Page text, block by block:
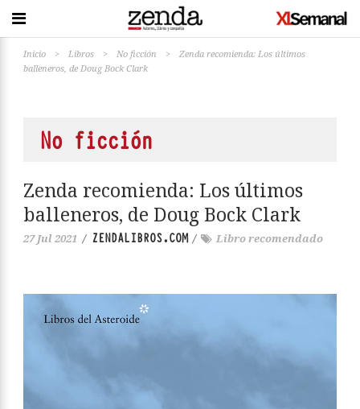
Inicio > Libros > No ficción >
Zenda recomienda: Los últimos
balleneros, de Doug Bock Clark
No ficción
Zenda recomienda: Los últimos
balleneros, de Doug Bock Clark
27 Jul 2021 / ZENDALIBROS.COM/ Libro recomendado